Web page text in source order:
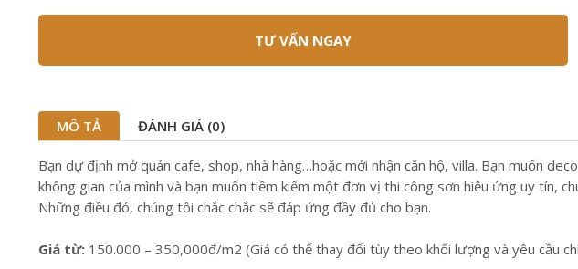
TƯ VẤN NGAY
MÔ TẢ ĐÁNH GIÁ (0)
Bạn dự định mở quán cafe, shop, nhà hàng…hoặc mới nhận căn hộ, villa. Bạn muốn
không gian của mình và bạn muốn tiềm kiếm một đơn vị thi công sơn hiệu ứng uy tín,
Những điều đó, chúng tôi chắc chắc sẽ đáp ứng đầy đủ cho bạn.
Giá từ: 150.000 – 350,000đ/m2 (Giá có thể thay đổi tùy theo khối lượng và yêu cầu